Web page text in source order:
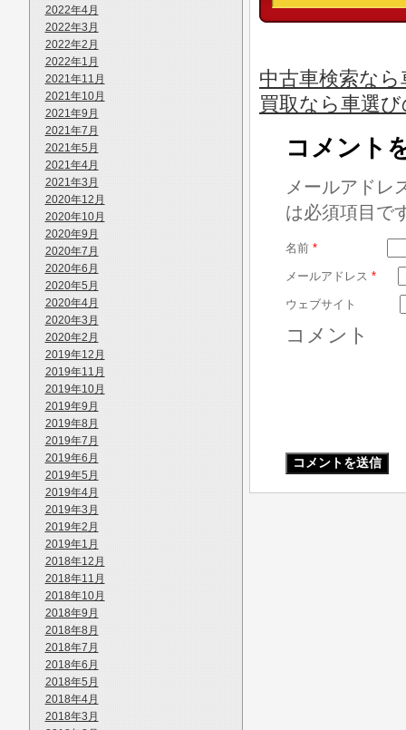
2022年4月
2022年3月
2022年2月
2022年1月
2021年11月
2021年10月
2021年9月
2021年7月
2021年5月
2021年4月
2021年3月
2020年12月
2020年10月
2020年9月
2020年7月
2020年6月
2020年5月
2020年4月
2020年3月
2020年2月
2019年12月
2019年11月
2019年10月
2019年9月
2019年8月
2019年7月
2019年6月
2019年5月
2019年4月
2019年3月
2019年2月
2019年1月
2018年12月
2018年11月
2018年10月
2018年9月
2018年8月
2018年7月
2018年6月
2018年5月
2018年4月
2018年3月
中古車検索な
買取なら車選
コメント
メールアドレ
は必須項目で
名前 *
メールアドレス *
ウェブサイト
コメント